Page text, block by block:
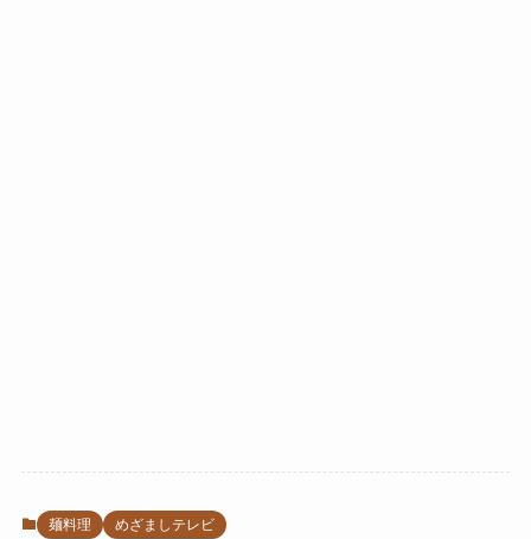
麺料理 めざましテレビ